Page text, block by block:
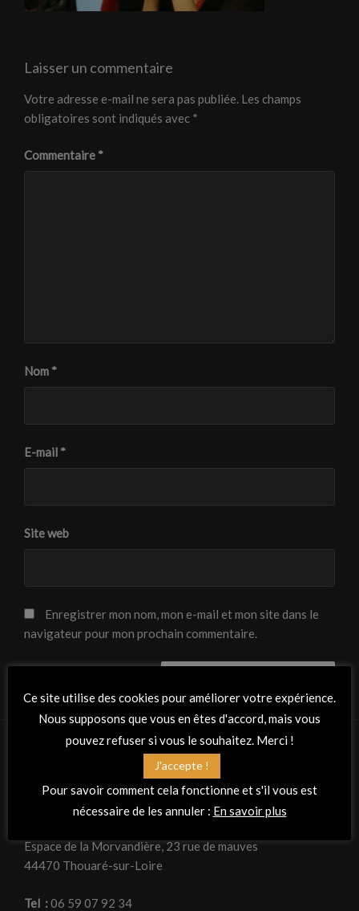
Laisser un commentaire
Votre adresse e-mail ne sera pas publiée. Les champs
obligatoires sont indiqués avec *
Commentaire *
Nom *
E-mail *
Site web
Enregistrer mon nom, mon e-mail et mon site dans le
navigateur pour mon prochain commentaire.
Espace de la Morvandière, 23 rue de mauves
44470 Thouaré-sur-Loire
Tel :06 59 07 92 34
Ce site utilise des cookies pour améliorer votre expérience.
Nous supposons que vous en êtes d'accord, mais vous
pouvez refuser si vous le souhaitez. Merci !
J'accepte !
Pour savoir comment cela fonctionne et s'il vous est
nécessaire de les annuler : En savoir plus